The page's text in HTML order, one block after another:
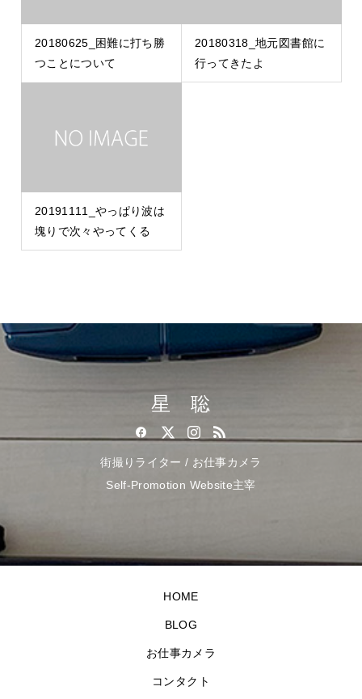
20180625_困難に打ち勝
つことについて
20180318_地元図書館に
行ってきたよ
20191111_やっぱり波は
塊りで次々やってくる
星 聡
街撮りライター / お仕事カメラ
Self-Promotion Website主宰
HOME
BLOG
お仕事カメラ
コンタクト